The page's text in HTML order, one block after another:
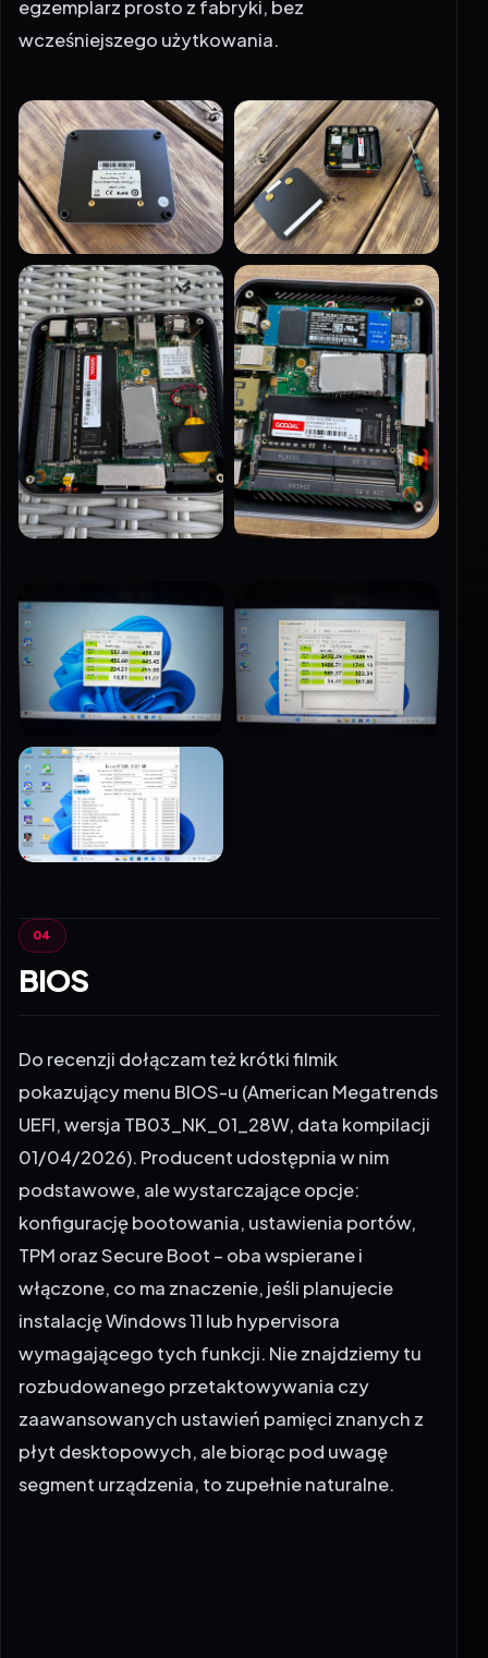
egzemplarz prosto z fabryki, bez
wcześniejszego użytkowania.
BIOS
Do recenzji dołączam też krótki filmik
pokazujący menu BIOS-u (American Megatrends
UEFI, wersja TB03_NK_01_28W, data kompilacji
01/04/2026). Producent udostępnia w nim
podstawowe, ale wystarczające opcje:
konfigurację bootowania, ustawienia portów,
TPM oraz Secure Boot – oba wspierane i
włączone, co ma znaczenie, jeśli planujecie
instalację Windows 11 lub hypervisora
wymagającego tych funkcji. Nie znajdziemy tu
rozbudowanego przetaktowywania czy
zaawansowanych ustawień pamięci znanych z
płyt desktopowych, ale biorąc pod uwagę
segment urządzenia, to zupełnie naturalne.